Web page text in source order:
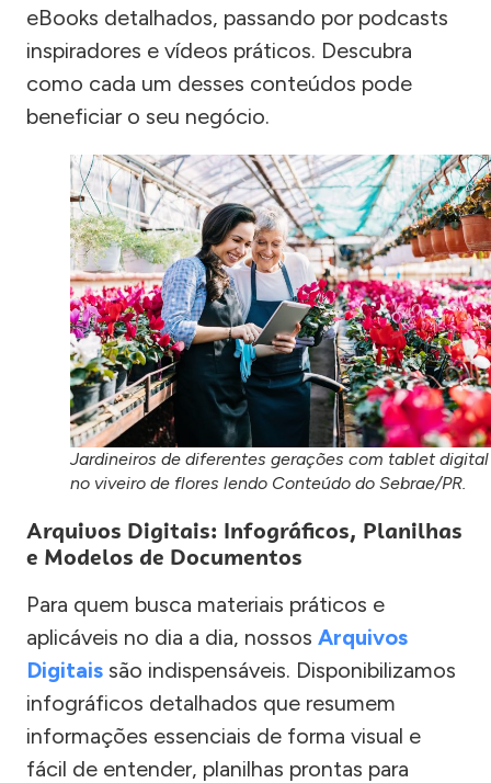
eBooks detalhados, passando por podcasts
inspiradores e vídeos práticos. Descubra
como cada um desses conteúdos pode
beneficiar o seu negócio.
Jardineiros de diferentes gerações com tablet digital
no viveiro de flores lendo Conteúdo do Sebrae/PR.
Arquivos Digitais: Infográficos, Planilhas
e Modelos de Documentos
Para quem busca materiais práticos e
aplicáveis no dia a dia, nossos Arquivos
Digitais são indispensáveis. Disponibilizamos
infográficos detalhados que resumem
informações essenciais de forma visual e
fácil de entender, planilhas prontas para